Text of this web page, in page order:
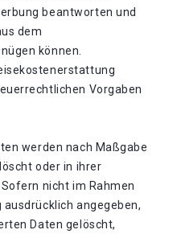
beantworten und
dem
können.
Vorgaben
werden nach Maßgabe
oder in ihrer
nicht im Rahmen
angegeben,
Daten gelöscht,